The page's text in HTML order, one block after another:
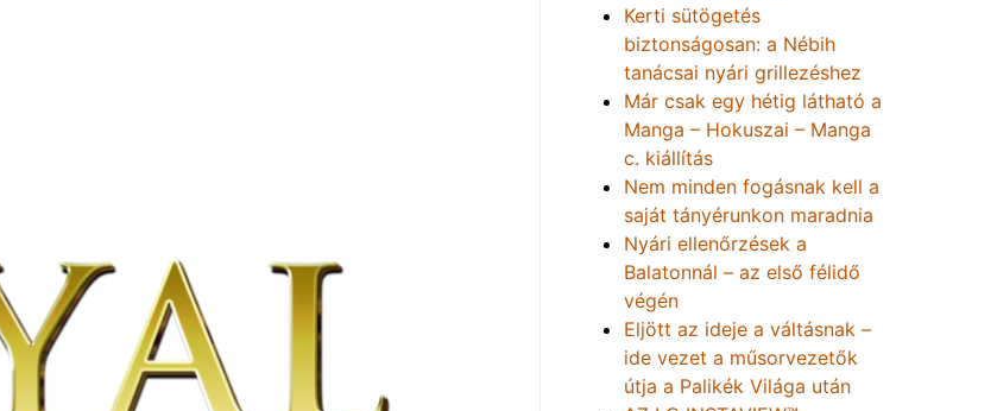
Kerti sütögetés
biztonságosan: a Nébih
tanácsai nyári grillezéshez
Már csak egy hétig látható a
Manga – Hokuszai – Manga
c. kiállítás
Nem minden fogásnak kell a
saját tányérunkon maradnia
Nyári ellenőrzések a
Balatonnál – az első félidő
végén
Eljött az ideje a váltásnak –
ide vezet a műsorvezetők
útja a Palikék Világa után